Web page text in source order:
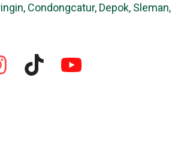
Condongcatur, Depok, Sleman,